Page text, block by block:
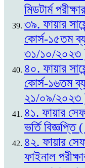
মিডটার্ম
৩৯. ফায়ার
কোর্স-১৫তম
৩১/১০/২০২৩
৪০. ফায়ার
কোর্স-১৬তম
২১/০৯/২০২৩
৪১. ফায়ার
ভর্তি
৪২. ফায়ার
ফাইনাল